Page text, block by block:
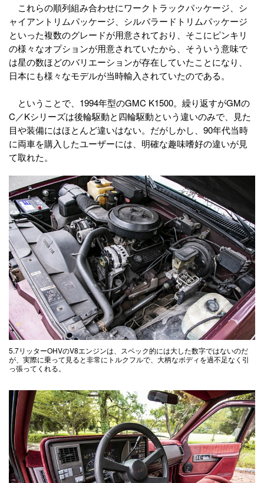
これらの順列組み合わせにワークトラックパッケージ、シ
ャイアントリムパッケージ、シルバラードトリムパッケージ
といった複数のグレードが用意されており、そこにピンキリ
の様々なオプションが用意されていたから、そういう意味で
は星の数ほどのバリエーションが存在していたことになり、
日本にも様々なモデルが当時輸入されていたのである。
ということで、1994年型のGMC K1500。繰り返すがGMの
C／Kシリーズは後輪駆動と四輪駆動という違いのみで、見た
目や装備にはほとんど違いはない。だがしかし、90年代当時
に両車を購入したユーザーには、明確な趣味嗜好の違いが見
て取れた。
5.7リッターOHVのV8エンジンは、スペック的には大した数字ではないのだ
が、実際に乗って見ると非常にトルクフルで、大柄なボディを過不足なく引
っ張ってくれる。